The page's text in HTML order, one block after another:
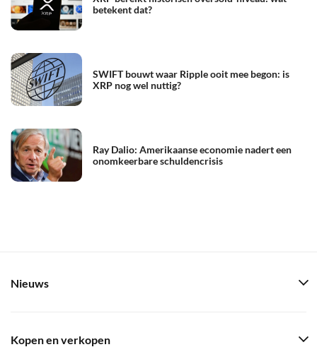
betekent dat?
SWIFT bouwt waar Ripple ooit mee begon: is
XRP nog wel nuttig?
Ray Dalio: Amerikaanse economie nadert een
onomkeerbare schuldencrisis
Nieuws
Kopen en verkopen